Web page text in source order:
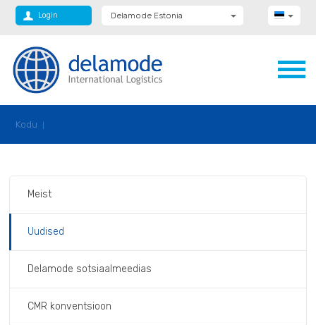
Login
Delamode Estonia
Delamode Bulgaria
Delamode Latvia
Delamode Macedonia
Kodu
Meist
Uudised
Delamode sotsiaalmeedias
CMR konventsioon